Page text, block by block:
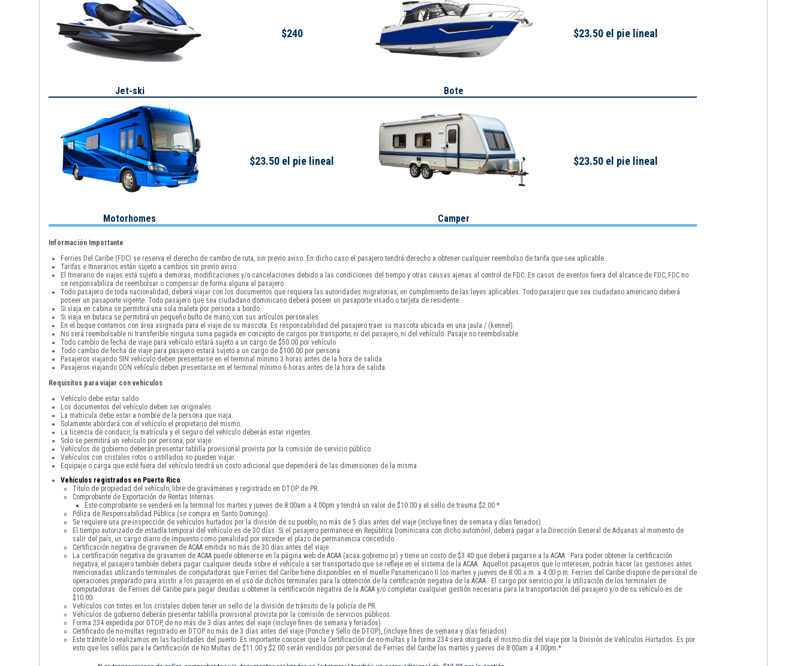
Jet-ski
$240
Bote
$23.50 el pie lineal
Motorhomes
$23.50 el pie lineal
Camper
$23.50 el pie lineal
Información Importante
Ferries Del Caribe (FDC) se reserva el derecho de cambio de ruta, sin previo aviso. En dicho caso el pasajero tendrá derecho a obtener cualquier reembolso de tarifa que sea aplicable.
Tarifas e Itinerarios están sujeto a cambios sin previo aviso.
El Itinerario de viajes está sujeto a demoras, modificaciones y/o cancelaciones debido a las condiciones del tiempo y otras causas ajenas al control de FDC. En casos de eventos fuera del alcance de FDC, FDC no
se responsabiliza de reembolsar o compensar de forma alguna al pasajero.
Todo pasajero de toda nacionalidad, deberá viajar con los documentos que requiera las autoridades migratorias, en cumplimiento de las leyes aplicables. Todo pasajero que sea ciudadano americano deberá
poseer un pasaporte vigente. Todo pasajero que sea ciudadano dominicano deberá poseer un pasaporte visado o tarjeta de residente.
Si viaja en cabina se permitirá una sola maleta por persona a bordo.
Si viaja en butaca se permitirá un pequeño bulto de mano, con sus artículos personales.
En el buque contamos con área asignada para el viaje de su mascota. Es responsabilidad del pasajero traer su mascota ubicada en una jaula / (kennel).
No será reembolsable ni transferible ninguna suma pagada en concepto de cargos por transporte; ni del pasajero, ni del vehículo. Pasaje no reembolsable.
Todo cambio de fecha de viaje para vehículo estará sujeto a un cargo de $50.00 por vehículo
Todo cambio de fecha de viaje para pasajero estará sujeto a un cargo de $100.00 por persona.
Pasajeros viajando SIN vehículo deben presentarse en el terminal mínimo 3 horas antes de la hora de salida.
Pasajeros viajando CON vehículo deben presentarse en el terminal mínimo 6 horas antes de la hora de salida.
Requisitos para viajar con vehículos
Vehículo debe estar saldo
Los documentos del vehículo deben ser originales.
La matrícula debe estar a nombre de la persona que viaja.
Solamente abordará con el vehículo el propietario del mismo.
La licencia de conducir, la matrícula y el seguro del vehículo deberán estar vigentes.
Solo se permitirá un vehículo por persona, por viaje
Vehículos de gobierno deberán presentar tablilla provisional provista por la comisión de servicio público.
Vehículos con cristales rotos o astillados no pueden viajar.
Equipaje o carga que esté fuera del vehículo tendrá un costo adicional que dependerá de las dimensiones de la misma
Vehículos registrados en Puerto Rico
Título de propiedad del vehículo, libre de gravámenes y registrado en DTOP de PR.
Comprobante de Exportación de Rentas Internas.
Este comprobante se venderá en la terminal los martes y jueves de 8:00am a 4:00pm y tendrá un valor de $10.00 y el sello de trauma $2.00.*
Póliza de Responsabilidad Pública (se compra en Santo Domingo).
Se requiere una pre-inspección de vehículos hurtados por la división de su pueblo, no más de 5 días antes del viaje (incluye fines de semana y días feriados).
El tiempo autorizado de estadía temporal del vehículo es de 30 días. Si el pasajero permanece en República Dominicana con dicho automóvil, deberá pagar a la Dirección General de Aduanas al momento de
salir del país, un cargo diario de impuesto como penalidad por exceder el plazo de permanencia concedido.
Certificación negativa de gravamen de ACAA emitida no más de 30 días antes del viaje.
La certificación negativa de gravamen de ACAA puede obtenerse en la página web de ACAA (acaa.gobierno.pr) y tiene un costo de $3.40 que deberá pagarse a la ACAA. Para poder obtener la certificación
negativa, el pasajero también deberá pagar cualquier deuda sobre el vehículo a ser transportado que se refleje en el sistema de la ACAA. Aquellos pasajeros que lo interesen, podrán hacer las gestiones antes
mencionadas utilizando terminales de computadoras que Ferries del Caribe tiene disponibles en el muelle Panamericano II los martes y jueves de 8:00 a.m. a 4:00 p.m. Ferries del Caribe dispone de personal de
operaciones preparado para asistir a los pasajeros en el uso de dichos terminales para la obtención de la certificación negativa de la ACAA. El cargo por servicio por la utilización de los terminales de
computadoras de Ferries del Caribe para pagar deudas u obtener la certificación negativa de la ACAA y/o completar cualquier gestión necesaria para la transportación del pasajero y/o de su vehículo es de
$10.00.
Vehículos con tintes en los cristales deben tener un sello de la división de tránsito de la policía de PR.
Vehículos de gobierno deberán presentar tablilla provisional provista por la comisión de servicios públicos.
Forma 234 expedida por DTOP, de no más de 3 días antes del viaje (incluye fines de semana y feriados).
Certificado de no-multas registrado en DTOP no más de 3 días antes del viaje (Ponche y Sello de DTOP), (incluye fines de semana y días feriados).
Este trámite lo realizamos en las facilidades del puerto. Es importante conocer que la Certificación de no-multas y la forma 234 será otorgada el mismo día del viaje por la División de Vehículos Hurtados. Es por
esto que los sellos para la Certificación de No Multas de $11.00 y $2.00 serán vendidos por personal de Ferries del Caribe los martes y jueves de 8:00am a 4:00pm.*